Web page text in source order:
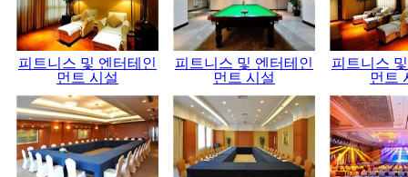
피트니스 및 엔터테인
먼트 시설
피트니스 및 엔터테인
먼트 시설
피트니스
먼트